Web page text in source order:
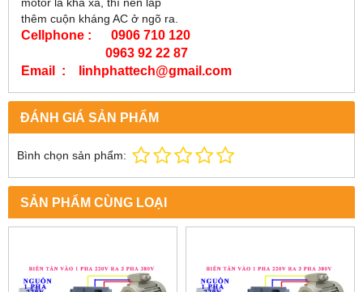
thêm cuộn kháng AC ở ngõ ra.
Cellphone : 0906 710 120
0963 92 22 87
Email : linhphattech@gmail.com
ĐÁNH GIÁ SẢN PHẨM
Bình chọn sản phẩm:
SẢN PHẨM CÙNG LOẠI